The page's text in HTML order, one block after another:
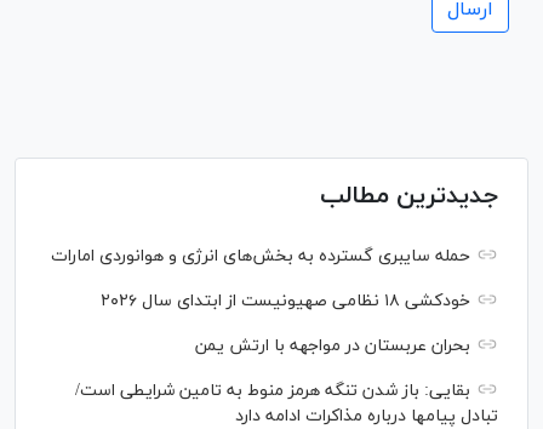
جدیدترین مطالب
حمله سایبری گسترده به بخش‌های انرژی و هوانوردی امارات
خودکشی ۱۸ نظامی صهیونیست از ابتدای سال ۲۰۲۶
بحران عربستان در مواجهه با ارتش یمن
بقایی: باز شدن تنگه هرمز منوط به تامین شرایطی است/
تبادل پیام‎ها درباره مذاکرات ادامه دارد